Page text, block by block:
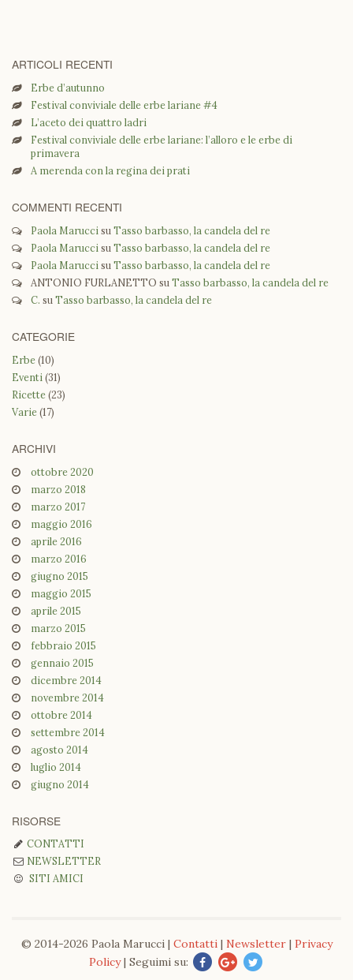
ARTICOLI RECENTI
Erbe d’autunno
Festival conviviale delle erbe lariane #4
L’aceto dei quattro ladri
Festival conviviale delle erbe lariane: l’alloro e le erbe di
primavera
A merenda con la regina dei prati
COMMENTI RECENTI
Paola Marucci su Tasso barbasso, la candela del re
Paola Marucci su Tasso barbasso, la candela del re
Paola Marucci su Tasso barbasso, la candela del re
ANTONIO FURLANETTO su Tasso barbasso, la candela del re
C. su Tasso barbasso, la candela del re
CATEGORIE
Erbe(10)
Eventi (31)
Ricette(23)
Varie(17)
ARCHIVI
ottobre 2020
marzo 2018
marzo 2017
maggio 2016
aprile 2016
marzo 2016
giugno 2015
maggio 2015
aprile 2015
marzo 2015
febbraio 2015
gennaio 2015
dicembre 2014
novembre 2014
ottobre 2014
settembre 2014
agosto 2014
luglio 2014
giugno 2014
RISORSE
CONTATTI
NEWSLETTER
SITI AMICI
© 2014-2026 Paola Marucci | Contatti| Newsletter| Privacy
Policy| Seguimi su: